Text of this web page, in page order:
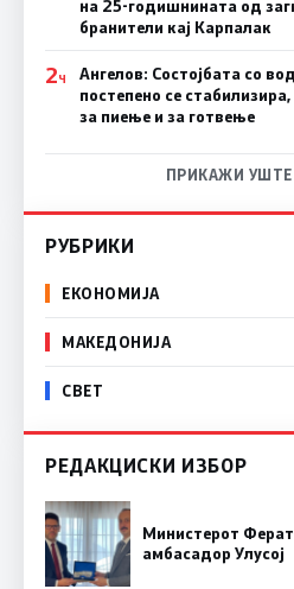
на 25-годишнината од
бранители кај Карпалак
2Ч
Ангелов: Состојбата со
постепено се
за пиење и за готвење
ПРИКАЖИ УШТЕ
РУБРИКИ
ЕКОНОМИЈА
МАКЕДОНИЈА
СВЕТ
РЕДАКЦИСКИ ИЗБОР
Министерот
амбасадор Улусој